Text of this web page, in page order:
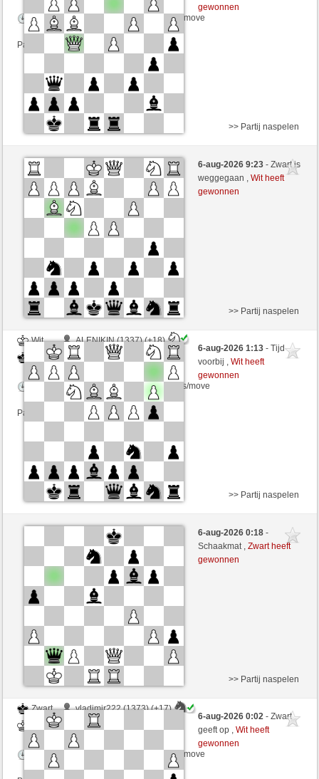
Speelduur: 8 minutes/side + 4 seconds/move
Partij telt mee voor de ranglijst
gewonnen
Wit
ALENIKIN (1355) (+16)
Zwart
Tag97 (1352) (-16)
Speelduur: 10 minutes/side + 0 seconds/move
Partij telt mee voor de ranglijst
>> Partij naspelen
6-aug-2026 9:23- Zwart is
weggegaan ,Wit heeft
gewonnen
Wit
ALENIKIN (1337) (+18)
Zwart
Tag97 (1370) (-18)
Speelduur: 10 minutes/side + 0 seconds/move
Partij telt mee voor de ranglijst
>> Partij naspelen
6-aug-2026 1:13- Tijd
voorbij ,Wit heeft
gewonnen
Wit
Anonymous
Tag97 (1370)
Speelduur: 5 minutes/side + 1 seconds/move
>> Partij naspelen
6-aug-2026 0:18-
Schaakmat ,Zwart heeft
gewonnen
Zwart
vladimir222 (1373) (+17)
Tag97 (1387) (-17)
Speelduur: 3 minutes/side + 2 seconds/move
>> Partij naspelen
6-aug-2026 0:02- Zwart
geeft op ,Wit heeft
gewonnen